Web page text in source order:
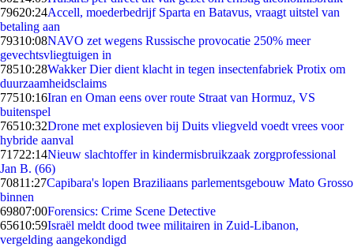
79620:24Accell, moederbedrijf Sparta en Batavus, vraagt uitstel van
betaling aan
79310:08NAVO zet wegens Russische provocatie 250% meer
gevechtsvliegtuigen in
78510:28Wakker Dier dient klacht in tegen insectenfabriek Protix om
duurzaamheidsclaims
77510:16Iran en Oman eens over route Straat van Hormuz, VS
buitenspel
76510:32Drone met explosieven bij Duits vliegveld voedt vrees voor
hybride aanval
71722:14Nieuw slachtoffer in kindermisbruikzaak zorgprofessional
Jan B. (66)
70811:27Capibara's lopen Braziliaans parlementsgebouw Mato Grosso
binnen
69807:00Forensics: Crime Scene Detective
65610:59Israël meldt dood twee militairen in Zuid-Libanon,
vergelding aangekondigd